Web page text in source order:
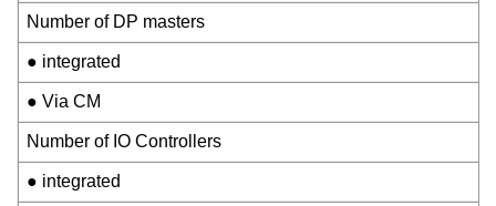
Number of DP masters
● integrated
● Via CM
Number of IO Controllers
● integrated